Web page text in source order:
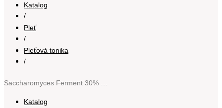
Katalog
/
Pleť
/
Pleťová tonika
/
Katalog